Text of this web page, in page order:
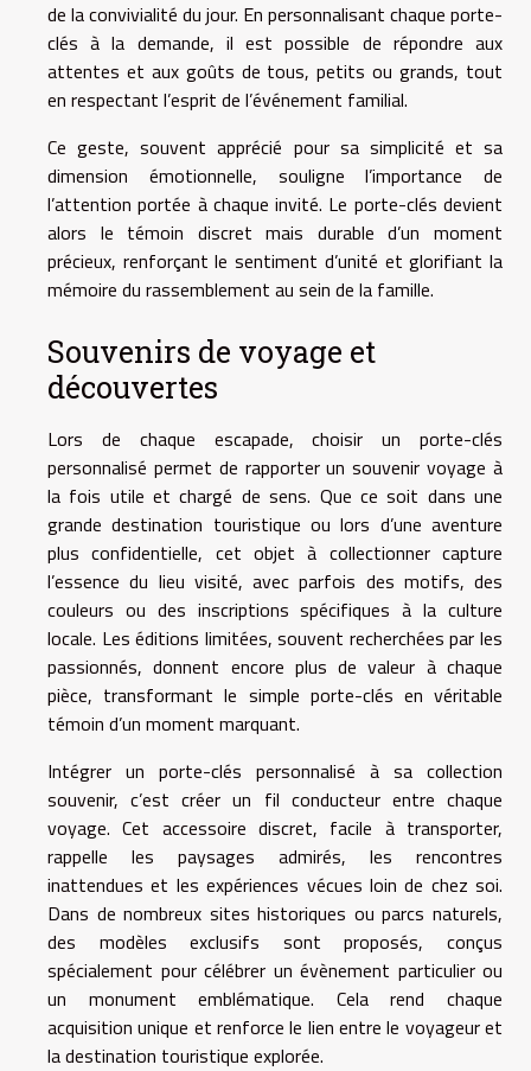
de la convivialité du jour. En personnalisant chaque porte-
clés à la demande, il est possible de répondre aux
attentes et aux goûts de tous, petits ou grands, tout
en respectant l’esprit de l’événement familial.
Ce geste, souvent apprécié pour sa simplicité et sa
dimension émotionnelle, souligne l’importance de
l’attention portée à chaque invité. Le porte-clés devient
alors le témoin discret mais durable d’un moment
précieux, renforçant le sentiment d’unité et glorifiant la
mémoire du rassemblement au sein de la famille.
Souvenirs de voyage et
découvertes
Lors de chaque escapade, choisir un porte-clés
personnalisé permet de rapporter un souvenir voyage à
la fois utile et chargé de sens. Que ce soit dans une
grande destination touristique ou lors d’une aventure
plus confidentielle, cet objet à collectionner capture
l’essence du lieu visité, avec parfois des motifs, des
couleurs ou des inscriptions spécifiques à la culture
locale. Les éditions limitées, souvent recherchées par les
passionnés, donnent encore plus de valeur à chaque
pièce, transformant le simple porte-clés en véritable
témoin d’un moment marquant.
Intégrer un porte-clés personnalisé à sa collection
souvenir, c’est créer un fil conducteur entre chaque
voyage. Cet accessoire discret, facile à transporter,
rappelle les paysages admirés, les rencontres
inattendues et les expériences vécues loin de chez soi.
Dans de nombreux sites historiques ou parcs naturels,
des modèles exclusifs sont proposés, conçus
spécialement pour célébrer un évènement particulier ou
un monument emblématique. Cela rend chaque
acquisition unique et renforce le lien entre le voyageur et
la destination touristique explorée.